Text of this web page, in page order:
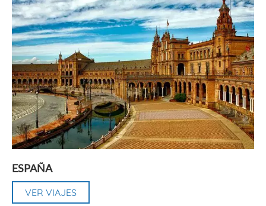
ESPAÑA
VER VIAJES